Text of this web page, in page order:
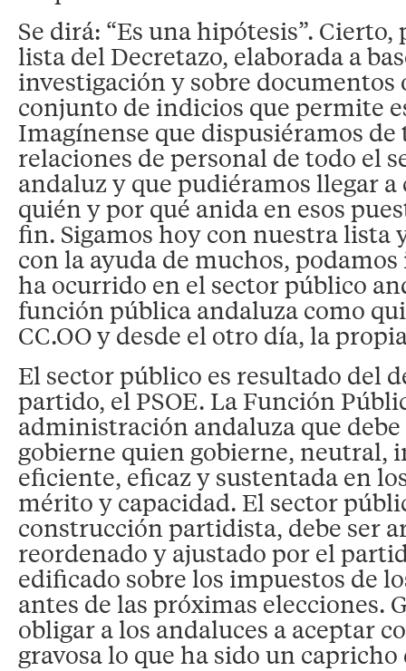
Se dirá: “Es una hipótesis”. Cierto,
lista del Decretazo, elaborada a
investigación y sobre documentos
conjunto de indicios que permite
Imagínense que dispusiéramos de
relaciones de personal de todo el
andaluz y que pudiéramos llegar a
quién y por qué anida en esos
fin. Sigamos hoy con nuestra lista
con la ayuda de muchos,
ha ocurrido en el sector público
función pública andaluza como
CC.OO y desde el otro día, la
El sector público es resultado del
partido, el PSOE. La Función
administración andaluza que
gobierne quien gobierne, neutral,
eficiente, eficaz y sustentada en
mérito y capacidad. El sector
construcción partidista, debe ser
reordenado y ajustado por el
edificado sobre los impuestos de
antes de las próximas elecciones.
obligar a los andaluces a aceptar
gravosa lo que ha sido un